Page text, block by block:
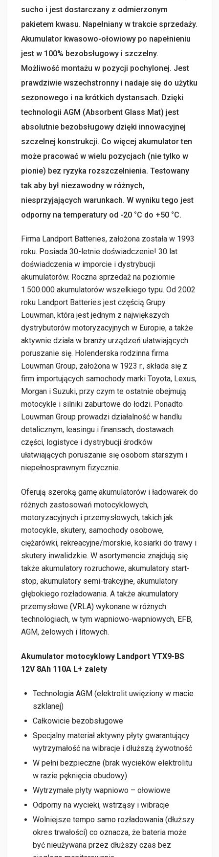
sucho i jest dostarczany z odmierzonym
pakietem kwasu. Napełniany w trakcie sprzedaży.
Akumulator kwasowo-ołowiowy po napełnieniu
jest w 100% bezobsługowy i szczelny.
Możliwość montażu w pozycji pochylonej. Jest
prawdziwie wszechstronny i nadaje się do użytku
sezonowego i na krótkich dystansach. Dzięki
technologii AGM (Absorbent Glass Mat) jest
absolutnie bezobsługowy dzięki innowacyjnej
szczelnej konstrukcji. Co więcej akumulator ten
może pracować w wielu pozycjach (nie tylko w
pionie) bez ryzyka rozszczelnienia. Testowany
tak aby był niezawodny w różnych,
niesprzyjających warunkach. W wyniku tego jest
odporny na temperatury od -20 °C do +50 °C.
Firma Landport Batteries, założona została w 1993
roku. Posiada 30-letnie doświadczenie! 30 lat
doświadczenia w imporcie i dystrybucji
akumulatorów. Roczna sprzedaż na poziomie
1.500.000 akumulatorów wszelkiego typu. Od 2002
roku Landport Batteries jest częścią Grupy
Louwman, która jest jednym z największych
dystrybutorów motoryzacyjnych w Europie, a także
aktywnie działa w branży urządzeń ułatwiających
poruszanie się. Holenderska rodzinna firma
Louwman Group, założona w 1923 r., składa się z
firm importujących samochody marki Toyota, Lexus,
Morgan i Suzuki, przy czym te ostatnie obejmują
motocykle i silniki zaburtowe do łodzi. Ponadto
Louwman Group prowadzi działalność w handlu
detalicznym, leasingu i finansach, dostawach
części, logistyce i dystrybucji środków
ułatwiających poruszanie się osobom starszym i
niepełnosprawnym fizycznie.
Oferują szeroką gamę akumulatorów i ładowarek do
różnych zastosowań motocyklowych,
motoryzacyjnych i przemysłowych, takich jak
motocykle, skutery, samochody osobowe,
ciężarówki, rekreacyjne/morskie, kosiarki do trawy i
skutery inwalidzkie. W asortymencie znajdują się
także akumulatory rozruchowe, akumulatory start-
stop, akumulatory semi-trakcyjne, akumulatory
głębokiego rozładowania. A także akumulatory
przemysłowe (VRLA) wykonane w różnych
technologiach, w tym wapniowo-wapniowych, EFB,
AGM, żelowych i litowych.
Akumulator motocyklowy Landport YTX9-BS
12V 8Ah 110A L+ zalety
Technologia AGM (elektrolit uwięziony w macie
szklanej)
Całkowicie bezobsługowe
Specjalny materiał aktywny płyty gwarantujący
wytrzymałość na wibracje i dłuższą żywotność
W pełni bezpieczne (brak wycieków elektrolitu
w razie pęknięcia obudowy)
Wytrzymałe płyty wapniowo – ołowiowe
Odporny na wycieki, wstrząsy i wibracje
Wolniejsze tempo samo rozładowania (dłuższy
okres trwałości) co oznacza, że bateria może
być nieużywana przez dłuższy czas bez